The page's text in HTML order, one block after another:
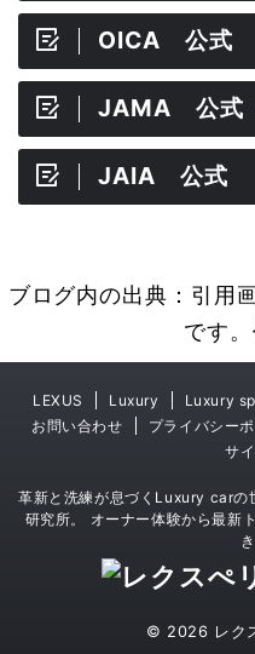
OICA 公式
JAMA 公式
JAIA 公式
ブログ内の出典：引用
です
LEXUS Luxury Luxury
お問い合わせ
プライバシー
サ
革新と洗練が息づくLuxury carの
研究所。 オーナー体験から最新
© 2026 レク